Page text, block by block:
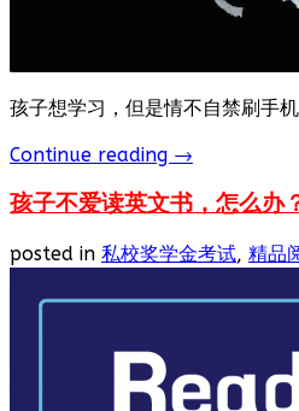
孩子想学习，但是情不自禁刷手
Continue reading →
孩子不爱读英文书，怎么办
posted in 私校奖学金考试, 精品